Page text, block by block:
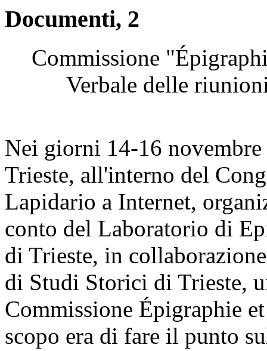
Documenti, 2
Commissione
Verbale delle
Nei giorni 14-16
Trieste, all'interno del
Lapidario a Internet,
conto del Laboratorio di
di Trieste, in
di Studi Storici di Trieste,
Commissione Épigraphie
scopo era di fare il punto